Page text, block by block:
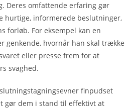
Deres omfattende erfaring gør
hurtige, informerede beslutninger,
forløb. For eksempel kan en
genkende, hvornår han skal trække
eller presse frem for at
svaghed.
finpudset
gør dem i stand til effektivt at